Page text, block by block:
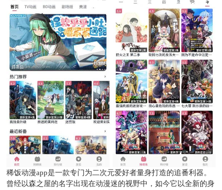
稀饭动漫app是一款专门为二次元爱好者量身打造的追番利器。
曾经以森之屋的名字出现在动漫迷的视野中，如今它以全新的身